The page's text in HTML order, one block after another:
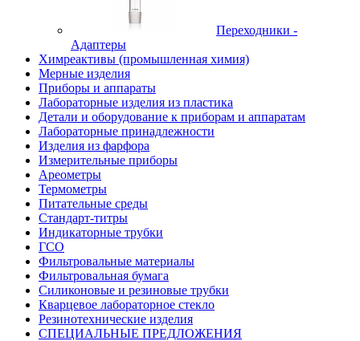
Переходники -
Адаптеры
Химреактивы (промышленная химия)
Мерные изделия
Приборы и аппараты
Лабораторные изделия из пластика
Детали и оборудование к приборам и аппаратам
Лабораторные принадлежности
Изделия из фарфора
Измерительные приборы
Ареометры
Термометры
Питательные среды
Стандарт-титры
Индикаторные трубки
ГСО
Фильтровальные материалы
Фильтровальная бумага
Силиконовые и резиновые трубки
Кварцевое лабораторное стекло
Резинотехнические изделия
СПЕЦИАЛЬНЫЕ ПРЕДЛОЖЕНИЯ